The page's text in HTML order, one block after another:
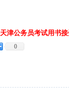
津公务员考试用书
0